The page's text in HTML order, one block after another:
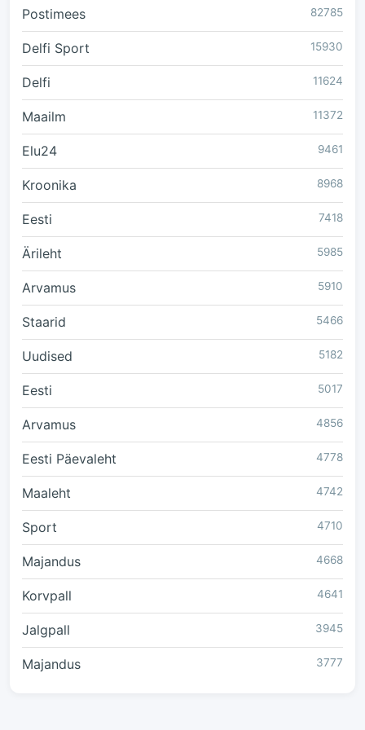
Postimees 82785
Delfi Sport 15930
Delfi 11624
Maailm 11372
Elu24 9461
Kroonika 8968
Eesti 7418
Ärileht 5985
Arvamus 5910
Staarid 5466
Uudised 5182
Eesti 5017
Arvamus 4856
Eesti Päevaleht 4778
Maaleht 4742
Sport 4710
Majandus 4668
Korvpall 4641
Jalgpall 3945
Majandus 3777